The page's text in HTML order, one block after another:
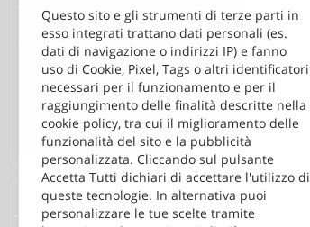
Sab:
8:30-12:30 / 15:00-19:00
Dom*:
15:00 - 19:00
* le aperture domenicali sono
eccezionali, vengono effettuate in
concomitanza delle promozioni
mensili; si consiglia pertanto, di
chiamare per conferma
Orario Centro assistenza e gommista
Questo sito e gli strumenti di terze parti in
esso integrati trattano dati personali (es.
dati di navigazione o indirizzi IP) e fanno
uso di Cookie, Pixel, Tags o altri identificatori
necessari per il funzionamento e per il
raggiungimento delle finalità descritte nella
cookie policy, tra cui il miglioramento delle
funzionalità del sito e la pubblicità
personalizzata. Cliccando sul pulsante
Accetta Tutti dichiari di accettare l'utilizzo di
queste tecnologie. In alternativa puoi
personalizzare le tue scelte tramite